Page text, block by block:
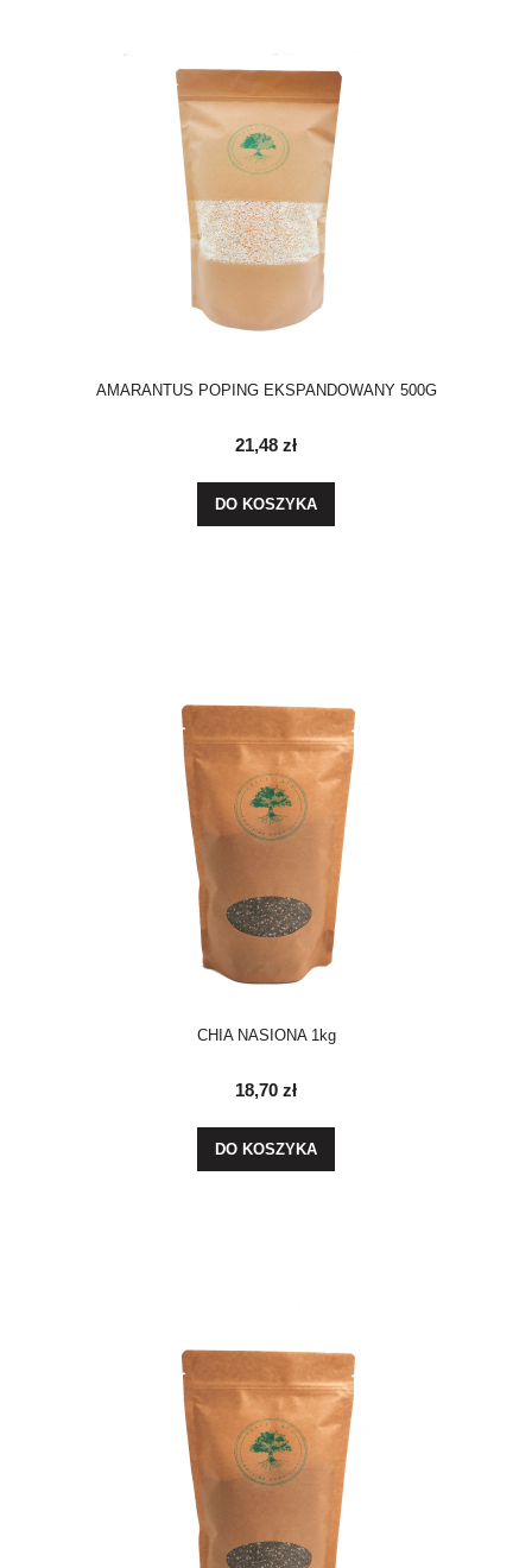
AMARANTUS POPING EKSPANDOWANY 500G
21,48 zł
DO KOSZYKA
CHIA NASIONA 1kg
18,70 zł
DO KOSZYKA